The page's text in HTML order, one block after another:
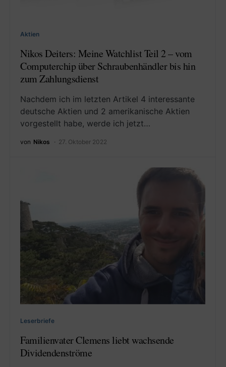
Aktien
Nikos Deiters: Meine Watchlist Teil 2 – vom
Computerchip über Schraubenhändler bis hin
zum Zahlungsdienst
Nachdem ich im letzten Artikel 4 interessante
deutsche Aktien und 2 amerikanische Aktien
vorgestellt habe, werde ich jetzt…
von Nikos 27. Oktober 2022
Leserbriefe
Familienvater Clemens liebt wachsende
Dividendenströme